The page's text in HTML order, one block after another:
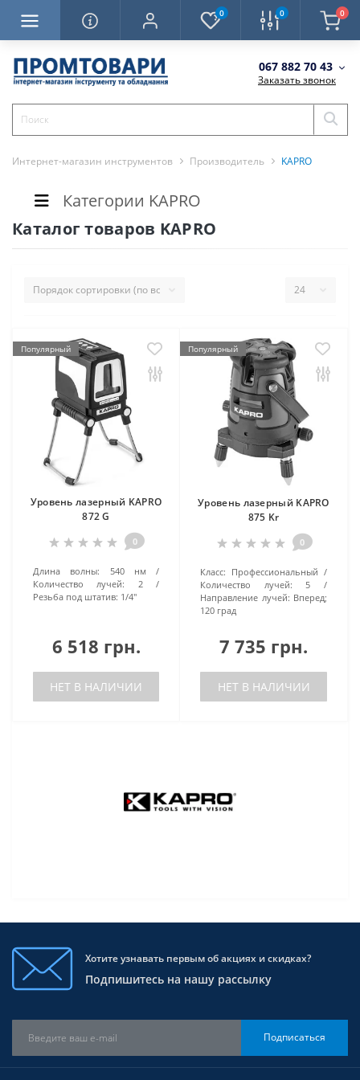
0 0 0
067 882 70 43
Заказать звонок
Интернет-магазин инструментов Производитель KAPRO
Категории KAPRO
Каталог товаров KAPRO
Популярный
Уровень лазерный KAPRO
872 G
0
Длина волны:
540 нм
Количество лучей:
2
Резьба под штатив: 1/4''
6 518 грн.
НЕТ В НАЛИЧИИ
Популярный
Уровень лазерный KAPRO
875 Kr
0
Класс: Профессиональный
Количество лучей:
5
Направление лучей: Вперед;
120 град
7 735 грн.
НЕТ В НАЛИЧИИ
Хотите узнавать первым об акциях и скидках?
Подпишитесь на нашу рассылку
Подписаться